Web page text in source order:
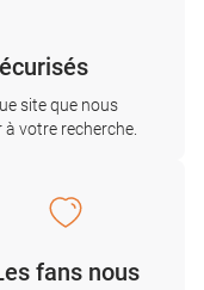
site que nous
votre recherche.
fans nous